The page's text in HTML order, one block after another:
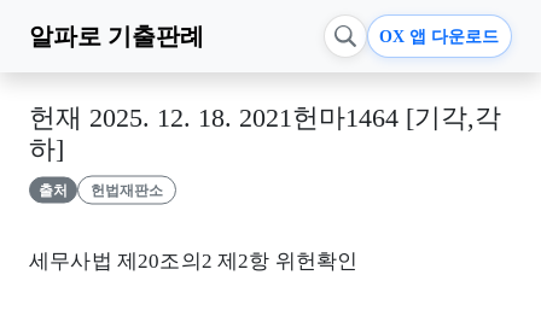
알파로 기출판례 OX 앱 다운로드
헌재 2025. 12. 18. 2021헌마1464 [기각,각
하]
출처 헌법재판소
세무사법 제20조의2 제2항 위헌확인